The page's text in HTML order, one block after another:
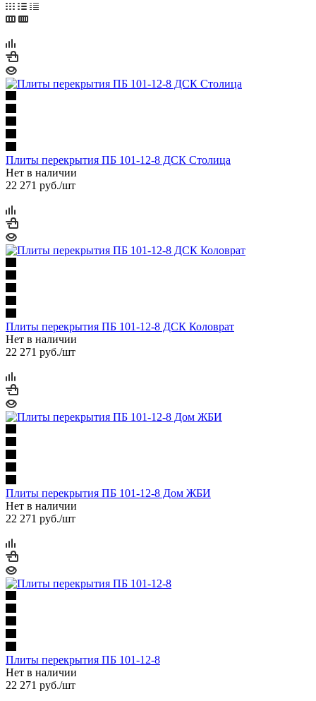
Плиты перекрытия ПБ 101-12-8 ДСК Столица
Нет в наличии
22 271 руб./шт
Плиты перекрытия ПБ 101-12-8 ДСК Коловрат
Нет в наличии
22 271 руб./шт
Плиты перекрытия ПБ 101-12-8 Дом ЖБИ
Нет в наличии
22 271 руб./шт
Плиты перекрытия ПБ 101-12-8
Нет в наличии
22 271 руб./шт